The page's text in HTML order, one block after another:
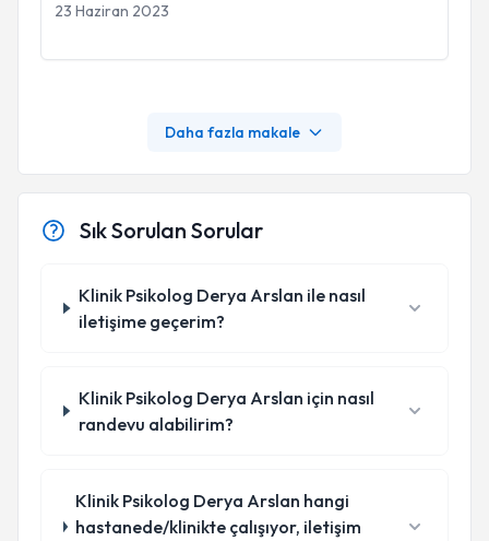
23 Haziran 2023
Daha fazla makale
Sık Sorulan Sorular
Klinik Psikolog Derya Arslan ile nasıl
iletişime geçerim?
Klinik Psikolog Derya Arslan için nasıl
randevu alabilirim?
Klinik Psikolog Derya Arslan hangi
hastanede/klinikte çalışıyor, iletişim